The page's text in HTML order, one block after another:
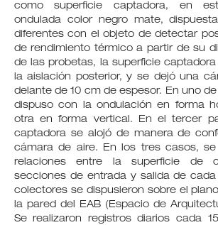
como superficie captadora, en
ondulada color negro mate,
diferentes con el objeto de detectar
de rendimiento térmico a partir de su
de las probetas, la superficie
la aislación posterior, y se dejó una
delante de 10 cm de espesor. En uno
dispuso con la ondulación en forma
otra en forma vertical. En el tercer
captadora se alojó de manera de
cámara de aire. En los tres casos,
relaciones entre la superficie de
secciones de entrada y salida de
colectores se dispusieron sobre el
la pared del EAB (Espacio de
Se realizaron registros diarios cada